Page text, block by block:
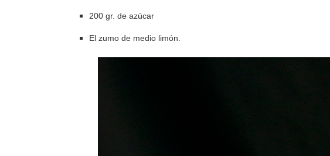
200 gr. de azúcar
El zumo de medio limón.